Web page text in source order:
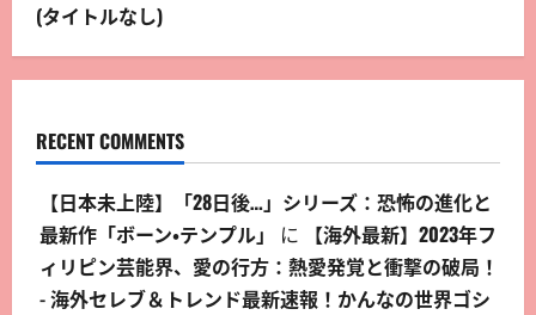
(タイトルなし)
RECENT COMMENTS
【日本未上陸】「28日後…」シリーズ：恐怖の進化と
最新作「ボーン・テンプル」
に
【海外最新】2023年フ
ィリピン芸能界、愛の行方：熱愛発覚と衝撃の破局！
- 海外セレブ＆トレンド最新速報！かんなの世界ゴシ